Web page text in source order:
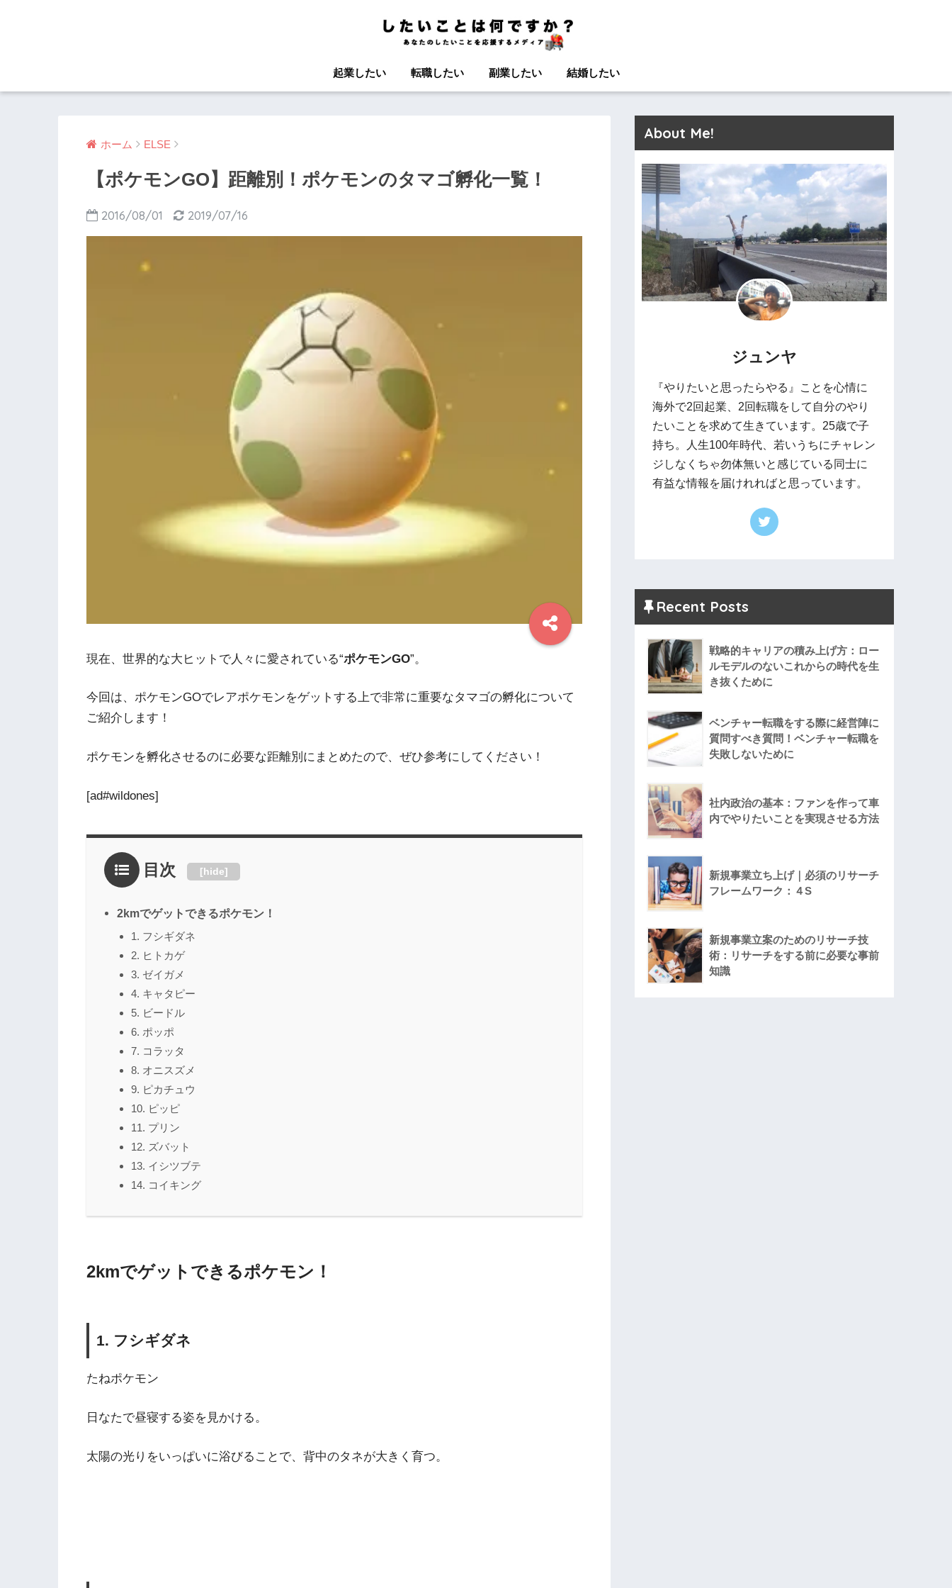
起業したい 転職したい 副業したい 結婚したい
ホーム ELSE
【ポケモンGO】距離別！ポケモンのタマゴ孵化一覧！
2016/08/01 2019/07/16
現在、世界的な大ヒットで人々に愛されている“ポケモンGO”。
今回は、ポケモンGOでレアポケモンをゲットする上で非常に重要なタマゴの孵化について
ご紹介します！
ポケモンを孵化させるのに必要な距離別にまとめたので、ぜひ参考にしてください！
[ad#wildones]
目次 [hide]
2kmでゲットできるポケモン！
1. フシギダネ
2. ヒトカゲ
3. ゼイガメ
4. キャタピー
5. ビードル
6. ポッポ
7. コラッタ
8. オニスズメ
9. ピカチュウ
10. ピッピ
11. プリン
12. ズバット
13. イシツブテ
14. コイキング
2kmでゲットできるポケモン！
1. フシギダネ
たねポケモン
日なたで昼寝する姿を見かける。
太陽の光りをいっぱいに浴びることで、背中のタネが大きく育つ。
About Me!
ジュンヤ
『やりたいと思ったらやる』ことを心情に
海外で2回起業、2回転職をして自分のやり
たいことを求めて生きています。25歳で子
持ち。人生100年時代、若いうちにチャレン
ジしなくちゃ勿体無いと感じている同士に
有益な情報を届けれればと思っています。
Recent Posts
戦略的キャリアの積み上げ方：ロー
ルモデルのないこれからの時代を生
き抜くために
ベンチャー転職をする際に経営陣に
質問すべき質問！ベンチャー転職を
失敗しないために
社内政治の基本：ファンを作って車
内でやりたいことを実現させる方法
新規事業立ち上げ｜必須のリサーチ
フレームワーク：４S
新規事業立案のためのリサーチ技
術：リサーチをする前に必要な事前
知識